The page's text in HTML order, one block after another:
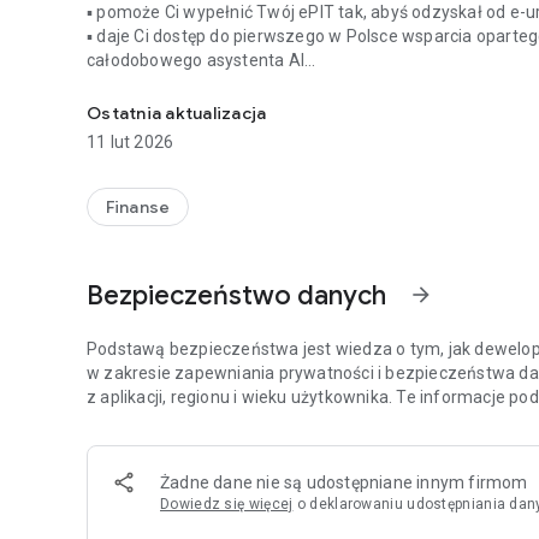
▪ pomoże Ci wypełnić Twój ePIT tak, abyś odzyskał od
▪ daje Ci dostęp do pierwszego w Polsce wsparcia
całodobowego asystenta AI
Chcesz rozliczyć PIT – Podatek dochodowy od osób
PITax Twoje rozliczenie PIT już od 2012 roku pomaga
przyznaniem w 2024 r. certyfikatu "Najlepsze w Polsce".
Skarbowym i przez inne programy
Aplikacja PITax Twoje rozliczenie PIT to cenione przez
rozliczenie PIT. Już od 2012 roku, jako jedyna aplikacja
Twoje PITy 2026 w aplikacji PITax Twoje rozliczenie PIT
▪ proste rozliczenie PIT 2025, które wskazuje Ci
▪ innowacyjny asystent AI – inteligentny chat podatkowy
Ostatnia aktualizacja
11 lut 2026
Finanse
Bezpieczeństwo danych arrow_forward
Podstawą bezpieczeństwa jest wiedza o tym, jak
w zakresie zapewniania prywatności i bezpieczeństwa
z aplikacji, regionu i wieku użytkownika. Te informacje
Żadne dane nie są udostępniane innym firmom
Dowiedz się więcej o deklarowaniu udostępniania